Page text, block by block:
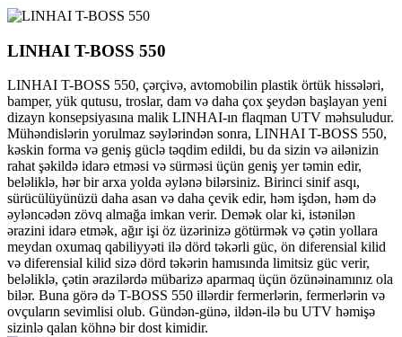
LINHAI T-BOSS 550
LINHAI T-BOSS 550, çərçivə, avtomobilin plastik örtük hissələri,
bamper, yük qutusu, troslar, dam və daha çox şeydən başlayan yeni
dizayn konsepsiyasına malik LINHAI-ın flaqman UTV məhsuludur.
Mühəndislərin yorulmaz səylərindən sonra, LINHAI T-BOSS 550,
kəskin forma və geniş güclə təqdim edildi, bu da sizin və ailənizin
rahat şəkildə idarə etməsi və sürməsi üçün geniş yer təmin edir,
beləliklə, hər bir arxa yolda əylənə bilərsiniz. Birinci sinif asqı,
sürücülüyünüzü daha asan və daha çevik edir, həm işdən, həm də
əyləncədən zövq almağa imkan verir. Demək olar ki, istənilən
ərazini idarə etmək, ağır işi öz üzərinizə götürmək və çətin yollara
meydan oxumaq qabiliyyəti ilə dörd təkərli güc, ön diferensial kilid
və diferensial kilid sizə dörd təkərin hamısında limitsiz güc verir,
beləliklə, çətin ərazilərdə mübarizə aparmaq üçün özünəinamınız ola
bilər. Buna görə də T-BOSS 550 illərdir fermerlərin, fermerlərin və
ovçuların sevimlisi olub. Gündən-günə, ildən-ilə bu UTV həmişə
sizinlə qalan köhnə bir dost kimidir.